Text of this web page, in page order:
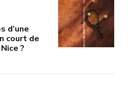
d’une
court de
?